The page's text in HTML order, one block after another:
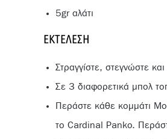
5gr αλάτι
ΕΚΤΈΛΕΣΗ
Στραγγίστε, στεγνώστε
Σε 3 διαφορετικά μπολ
Περάστε κάθε κομμάτι
το Cardinal Panko.